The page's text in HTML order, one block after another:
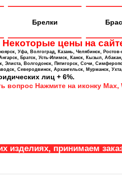
Брелки
цены на сайте
Уфа, Волгоград, Казань, Челябинск,
Братск, Усть-Илимск, Канск, Кызыл,
Элиста, Волгодонск, Пятигорск, Сочи,
Северодвинск, Архангельск, Мурманск,
лиц + 6%.
вопрос Нажмите на иконку Max,
изделиях, принимаем